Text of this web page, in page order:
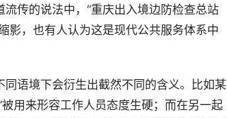
传的说法中，“重庆出入境边防检查总站
，也有人认为这是现代公共服务体系中
语境下会衍生出截然不同的含义。比如某
用来形容工作人员态度生硬；而在另一起